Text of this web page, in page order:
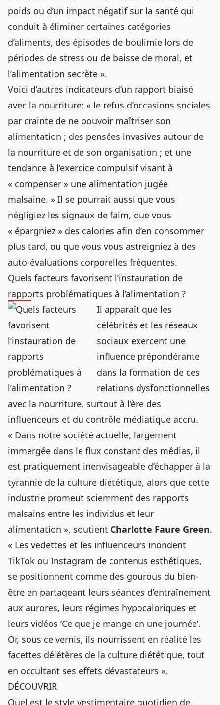
poids ou d’un impact négatif sur la santé qui
conduit à éliminer certaines catégories
d’aliments, des épisodes de boulimie lors de
périodes de stress ou de baisse de moral, et
l’alimentation secrète ».
Voici d’autres indicateurs d’un rapport biaisé
avec la nourriture: « le refus d’occasions sociales
par crainte de ne pouvoir maîtriser son
alimentation ; des pensées invasives autour de
la nourriture et de son organisation ; et une
tendance à l’exercice compulsif visant à
« compenser » une alimentation jugée
malsaine. » Il se pourrait aussi que vous
négligiez les signaux de faim, que vous
« épargniez » des calories afin d’en consommer
plus tard, ou que vous vous astreigniez à des
auto-évaluations corporelles fréquentes.
Quels facteurs favorisent l’instauration de
rapports problématiques à l’alimentation ?
Il apparaît que les
célébrités et les réseaux
sociaux exercent une
influence prépondérante
dans la formation de ces
relations dysfonctionnelles
avec la nourriture, surtout à l’ère des
influenceurs et du contrôle médiatique accru.
« Dans notre société actuelle, largement
immergée dans le flux constant des médias, il
est pratiquement inenvisageable d’échapper à la
tyrannie de la culture diététique, alors que cette
industrie promeut sciemment des rapports
malsains entre les individus et leur
alimentation », soutient Charlotte Faure Green.
« Les vedettes et les influenceurs inondent
TikTok ou Instagram de contenus esthétiques,
se positionnent comme des gourous du bien-
être en partageant leurs séances d’entraînement
aux aurores, leurs régimes hypocaloriques et
leurs vidéos ‘Ce que je mange en une journée’.
Or, sous ce vernis, ils nourrissent en réalité les
facettes délétères de la culture diététique, tout
en occultant ses effets dévastateurs ».
DÉCOUVRIR
Quel est le style vestimentaire quotidien de